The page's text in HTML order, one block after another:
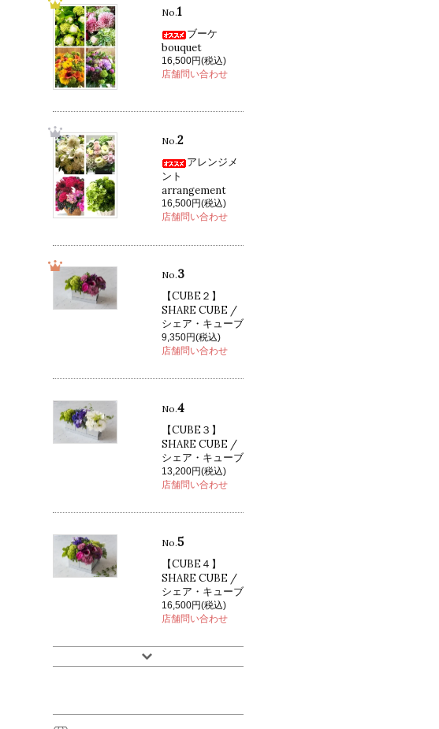
No.1
ブーケ
bouquet
16,500円(税込)
店舗問い合わせ
No.2
アレンジメ
ント
arrangement
16,500円(税込)
店舗問い合わせ
No.3
【CUBE２】
SHARE CUBE /
シェア・キューブ
9,350円(税込)
店舗問い合わせ
No.4
【CUBE３】
SHARE CUBE /
シェア・キューブ
13,200円(税込)
店舗問い合わせ
No.5
【CUBE４】
SHARE CUBE /
シェア・キューブ
16,500円(税込)
店舗問い合わせ